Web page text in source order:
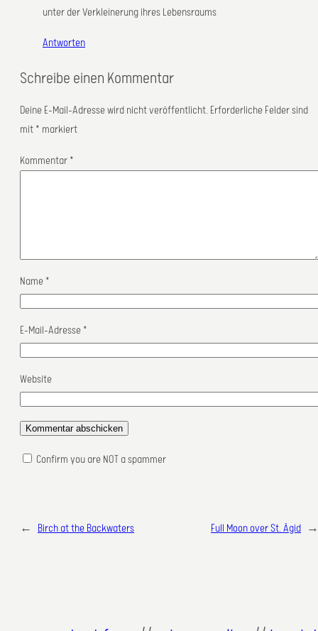
unter der Verkleinerung ihres Lebensraums
Antworten
Schreibe einen Kommentar
Deine E-Mail-Adresse wird nicht veröffentlicht. Erforderliche Felder sind
mit * markiert
Kommentar *
Name *
E-Mail-Adresse *
Website
Confirm you are NOT a spammer
← Birch at the Backwaters Full Moon over St. Ägid